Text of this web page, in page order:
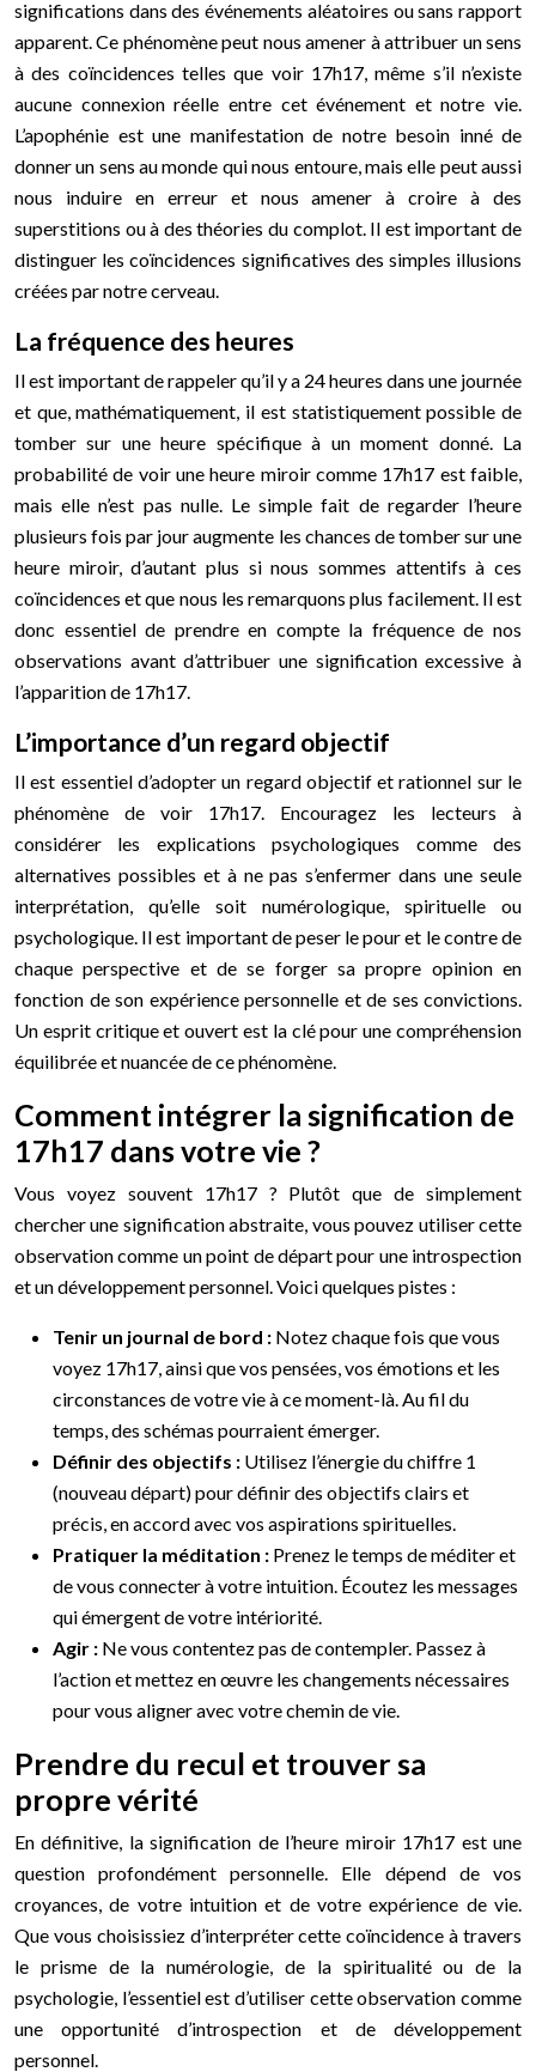
significations dans des événements aléatoires ou sans rapport
apparent. Ce phénomène peut nous amener à attribuer un sens
à des coïncidences telles que voir 17h17, même s’il n’existe
aucune connexion réelle entre cet événement et notre vie.
L’apophénie est une manifestation de notre besoin inné de
donner un sens au monde qui nous entoure, mais elle peut aussi
nous induire en erreur et nous amener à croire à des
superstitions ou à des théories du complot. Il est important de
distinguer les coïncidences significatives des simples illusions
créées par notre cerveau.
La fréquence des heures
Il est important de rappeler qu’il y a 24 heures dans une journée
et que, mathématiquement, il est statistiquement possible de
tomber sur une heure spécifique à un moment donné. La
probabilité de voir une heure miroir comme 17h17 est faible,
mais elle n’est pas nulle. Le simple fait de regarder l’heure
plusieurs fois par jour augmente les chances de tomber sur une
heure miroir, d’autant plus si nous sommes attentifs à ces
coïncidences et que nous les remarquons plus facilement. Il est
donc essentiel de prendre en compte la fréquence de nos
observations avant d’attribuer une signification excessive à
l’apparition de 17h17.
L’importance d’un regard objectif
Il est essentiel d’adopter un regard objectif et rationnel sur le
phénomène de voir 17h17. Encouragez les lecteurs à
considérer les explications psychologiques comme des
alternatives possibles et à ne pas s’enfermer dans une seule
interprétation, qu’elle soit numérologique, spirituelle ou
psychologique. Il est important de peser le pour et le contre de
chaque perspective et de se forger sa propre opinion en
fonction de son expérience personnelle et de ses convictions.
Un esprit critique et ouvert est la clé pour une compréhension
équilibrée et nuancée de ce phénomène.
Comment intégrer la signification de
17h17 dans votre vie ?
Vous voyez souvent 17h17 ? Plutôt que de simplement
chercher une signification abstraite, vous pouvez utiliser cette
observation comme un point de départ pour une introspection
et un développement personnel. Voici quelques pistes :
Tenir un journal de bord : Notez chaque fois que vous
voyez 17h17, ainsi que vos pensées, vos émotions et les
circonstances de votre vie à ce moment-là. Au fil du
temps, des schémas pourraient émerger.
Définir des objectifs : Utilisez l’énergie du chiffre 1
(nouveau départ) pour définir des objectifs clairs et
précis, en accord avec vos aspirations spirituelles.
Pratiquer la méditation : Prenez le temps de méditer et
de vous connecter à votre intuition. Écoutez les messages
qui émergent de votre intériorité.
Agir : Ne vous contentez pas de contempler. Passez à
l’action et mettez en œuvre les changements nécessaires
pour vous aligner avec votre chemin de vie.
Prendre du recul et trouver sa
propre vérité
En définitive, la signification de l’heure miroir 17h17 est une
question profondément personnelle. Elle dépend de vos
croyances, de votre intuition et de votre expérience de vie.
Que vous choisissiez d’interpréter cette coïncidence à travers
le prisme de la numérologie, de la spiritualité ou de la
psychologie, l’essentiel est d’utiliser cette observation comme
une opportunité d’introspection et de développement
personnel.